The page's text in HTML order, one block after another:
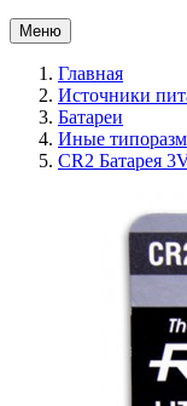
Меню
Главная
Источники
Батареи
Иные
CR2 Батарея